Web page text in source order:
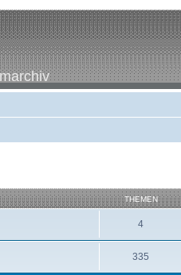
THEMEN
4
335